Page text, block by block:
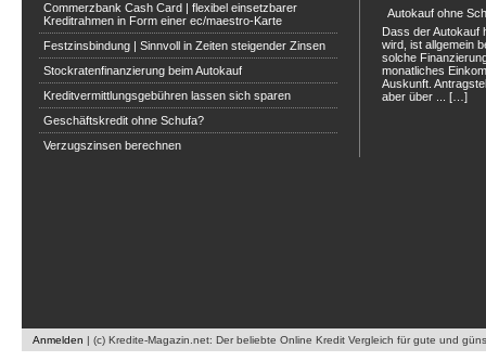
Commerzbank Cash Card | flexibel einsetzbarer
Kreditrahmen in Form einer ec/maestro-Karte
Festzinsbindung | Sinnvoll in Zeiten steigender Zinsen
Stockratenfinanzierung beim Autokauf
Kreditvermittlungsgebühren lassen sich sparen
Geschäftskredit ohne Schufa?
Verzugszinsen berechnen
Autokauf ohne
Dass der Autokauf
wird, ist allgemein
solche
monatliches
Auskunft.
aber über ... […]
Anmelden | (c) Kredite-Magazin.net: Der beliebte Online Kredit Vergleich für gute und